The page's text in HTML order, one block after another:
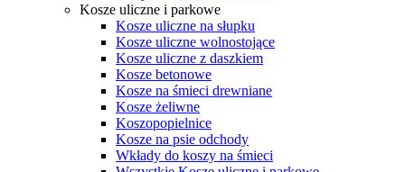
Kosze uliczne i parkowe
Kosze uliczne na słupku
Kosze uliczne wolnostojące
Kosze uliczne z daszkiem
Kosze betonowe
Kosze na śmieci drewniane
Kosze żeliwne
Koszopopielnice
Kosze na psie odchody
Wkłady do koszy na śmieci